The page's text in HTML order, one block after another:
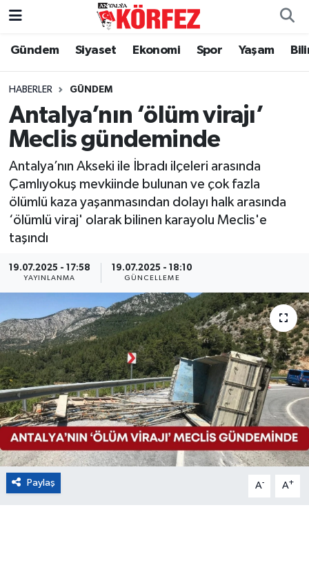
Gündem Siyaset Ekonomi Spor Yaşam
HABERLER GÜNDEM
Antalya’nın ‘ölüm virajı’
Meclis gündeminde
Antalya’nın Akseki ile İbradı ilçeleri arasında
Çamlıyokuş mevkiinde bulunan ve çok fazla
ölümlü kaza yaşanmasından dolayı halk arasında
‘ölümlü viraj' olarak bilinen karayolu Meclis'e
taşındı
19.07.2025 - 17:58
YAYINLANMA
19.07.2025 - 18:10
GÜNCELLEME
Paylaş A- A+
Gündem
Siyaset
Yerel Yönetim
Spor
Yaşam
Asayiş
Eğitim
Sağlık
Magazin
Turizm
Çevre
Nöbetçi Eczaneler
Hava Durumu
Trafik Durumu
Süper Lig Puan Durumu ve Fikstür
Tüm Manşetler
Son Dakika Haberleri
Haber Arşivi